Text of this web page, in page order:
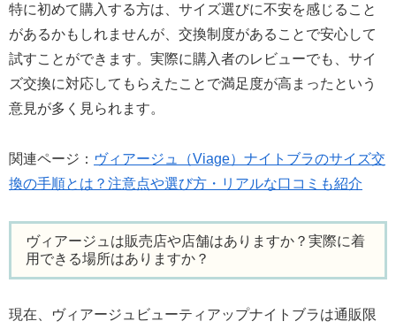
特に初めて購入する方は、サイズ選びに不安を感じること
があるかもしれませんが、交換制度があることで安心して
試すことができます。実際に購入者のレビューでも、サイ
ズ交換に対応してもらえたことで満足度が高まったという
意見が多く見られます。
関連ページ： ヴィアージュ（Viage）ナイトブラのサイズ交
換の手順とは？注意点や選び方・リアルな口コミも紹介
ヴィアージュは販売店や店舗はありますか？実際に着
用できる場所はありますか？
現在、ヴィアージュビューティアップナイトブラは通販限